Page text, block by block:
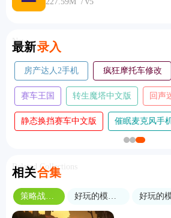
最新录入
New
善良都市手机
版
王座守护者手机
版
暴走植物园手机版 黄油猫cato手机版
谁淹了我的世界手
指尖战斗家无
敌版
相关合集
Related Collections
策略战斗类游戏 好玩的模拟策略手游